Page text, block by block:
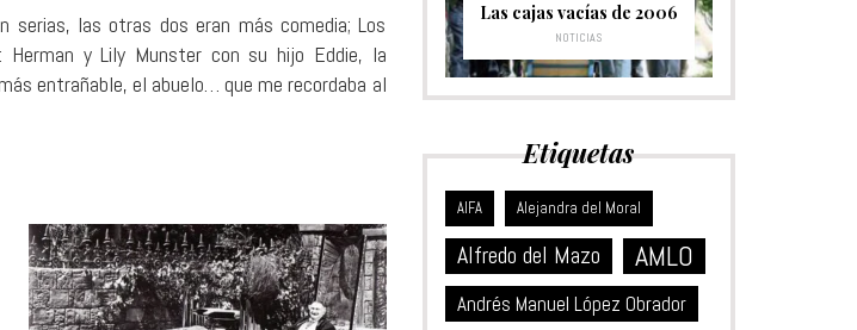
serias, las otras dos eran más comedia; Los
Herman y Lily Munster con su hijo Eddie, la
entrañable, el abuelo… que me recordaba al
Las cajas vacías de 2006
NOTICIAS
Etiquetas
AIFA Alejandra del Moral
Alfredo del Mazo AMLO
Andrés Manuel López Obrador